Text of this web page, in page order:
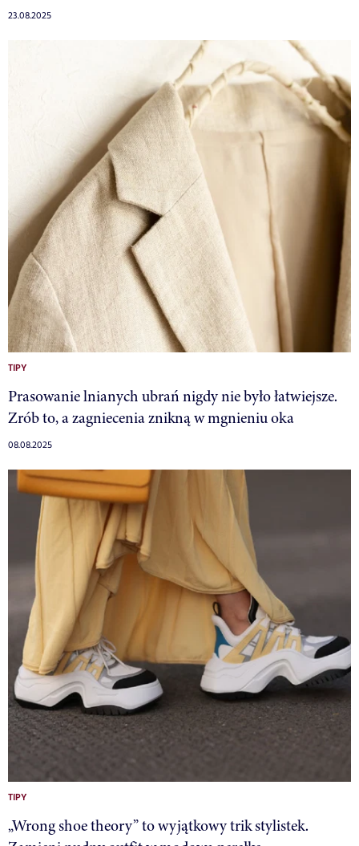
23.08.2025
TIPY
Prasowanie lnianych ubrań nigdy nie było łatwiejsze.
Zrób to, a zagniecenia znikną w mgnieniu oka
08.08.2025
TIPY
„Wrong shoe theory” to wyjątkowy trik stylistek.